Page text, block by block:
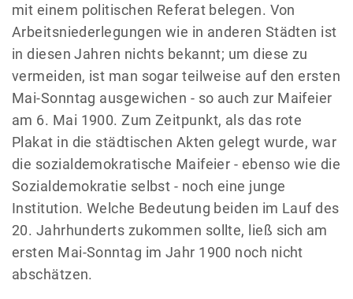
mit einem politischen Referat belegen. Von
Arbeitsniederlegungen wie in anderen Städten ist
in diesen Jahren nichts bekannt; um diese zu
vermeiden, ist man sogar teilweise auf den ersten
Mai-Sonntag ausgewichen - so auch zur Maifeier
am 6. Mai 1900. Zum Zeitpunkt, als das rote
Plakat in die städtischen Akten gelegt wurde, war
die sozialdemokratische Maifeier - ebenso wie die
Sozialdemokratie selbst - noch eine junge
Institution. Welche Bedeutung beiden im Lauf des
20. Jahrhunderts zukommen sollte, ließ sich am
ersten Mai-Sonntag im Jahr 1900 noch nicht
abschätzen.